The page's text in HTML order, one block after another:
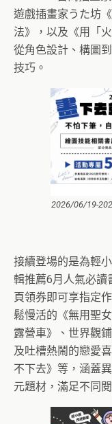
遊戲插畫家うた坊
法》，以及《用「
從角色設計、構圖
技巧。
2026/06/19-
接續登場的是為輕
輯推薦6月人氣必讀
頁領券即可享指定
鬆慢活的《無用聖
露營車》、世界觀
及吐槽熱鬧的戀愛
不下去》等，涵蓋
元題材，滿足不同